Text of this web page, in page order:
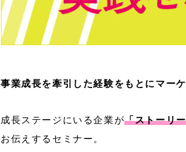
事業成長を牽引した経験をもとにマー
成長ステージにいる企業が「ストーリ
お伝えするセミナー。